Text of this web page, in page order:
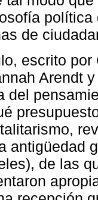
de
escrito
Arendt
del
antigüedad
de las